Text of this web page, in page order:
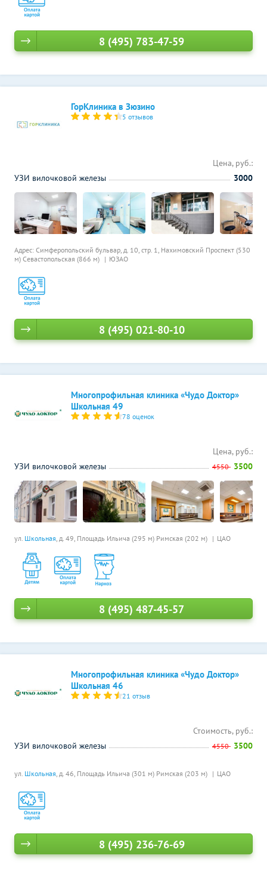
8 (495) 783-47-59
ГорКлиника в Зюзино
5 отзывов
Адрес: Симферопольский бульвар, д. 10, стр. 1, Нахимовский Проспект (530
м) Севастопольская (866 м) ЮЗАО
Цена, руб.:
УЗИ вилочковой железы
3000
8 (495) 021-80-10
Многопрофильная клиника «Чудо Доктор»
Школьная 49
78 оценок
ул. Школьная, д. 49, Площадь Ильича (295 м) Римская (202 м) ЦАО
Цена, руб.:
УЗИ вилочковой железы
4550 3500
8 (495) 487-45-57
Многопрофильная клиника «Чудо Доктор»
Школьная 46
21 отзыв
ул. Школьная, д. 46, Площадь Ильича (301 м) Римская (203 м) ЦАО
Стоимость, руб.:
УЗИ вилочковой железы
4550 3500
8 (495) 236-76-69